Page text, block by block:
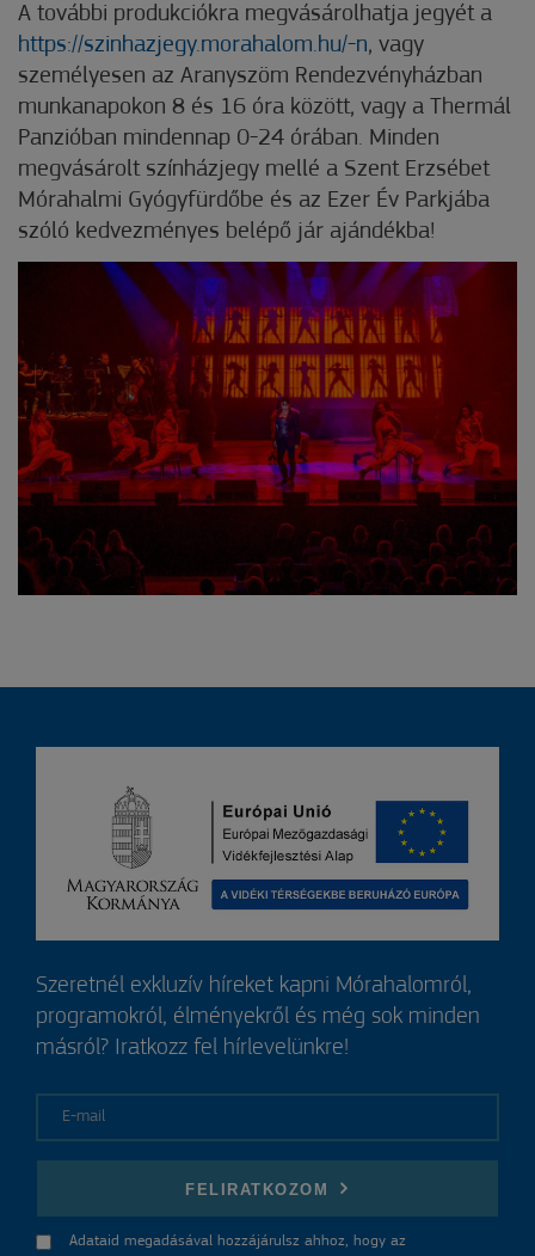
A további produkciókra megvásárolhatja jegyét a
https://szinhazjegy.morahalom.hu/-n, vagy
személyesen az Aranyszöm Rendezvényházban
munkanapokon 8 és 16 óra között, vagy a Thermál
Panzióban mindennap 0-24 órában. Minden
megvásárolt színházjegy mellé a Szent Erzsébet
Mórahalmi Gyógyfürdőbe és az Ezer Év Parkjába
szóló kedvezményes belépő jár ajándékba!
Szeretnél exkluzív híreket kapni Mórahalomról,
programokról, élményekről és még sok minden
másról? Iratkozz fel hírlevelünkre!
FELIRATKOZOM
Adataid megadásával hozzájárulsz ahhoz, hogy az